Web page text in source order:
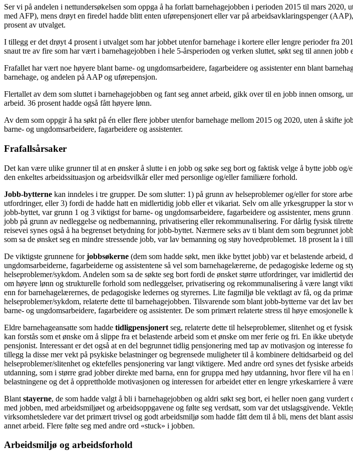
Ser vi på andelen i nettundersøkelsen som oppga å ha forlatt barnehagejobben i perioden 2015 til mars
med AFP), mens drøyt en firedel hadde blitt enten uførepensjonert eller var på arbeidsavklaringspenger
prosent av utvalget.
I tillegg er det drøyt 4 prosent i utvalget som har jobbet utenfor barnehage i kortere eller lengre perioder fra
snaut tre av fire som har vært i barnehagejobben i hele 5-årsperioden og verken sluttet, søkt seg til annen
Frafallet har vært noe høyere blant barne- og ungdomsarbeidere, fagarbeidere og assistenter enn blant
barnehage, og andelen på AAP og uførepensjon.
Flertallet av dem som sluttet i barnehagejobben og fant seg annet arbeid, gikk over til en jobb innen
arbeid. 36 prosent hadde også fått høyere lønn.
Av dem som oppgir å ha søkt på én eller flere jobber utenfor barnehage mellom 2015 og 2020, uten å skifte
barne- og ungdomsarbeidere, fagarbeidere og assistenter.
Frafallsårsaker
Det kan være ulike grunner til at en ønsker å slutte i en jobb og søke seg bort og faktisk velge å bytte jobb
den enkeltes arbeidssituasjon og arbeidsvilkår eller med personlige og/eller familiære forhold.
Jobb-bytterne kan inndeles i tre grupper. De som slutter: 1) på grunn av helseproblemer og/eller for store
utfordringer, eller 3) fordi de hadde hatt en midlertidig jobb eller et vikariat. Selv om alle yrkesgrupper la stor
jobb-byttet, var grunn 1 og 3 viktigst for barne- og ungdomsarbeidere, fagarbeidere og assistenter, mens
jobb på grunn av nedleggelse og nedbemanning, privatisering eller rekommunalisering. For dårlig fysisk
reisevei synes også å ha begrenset betydning for jobb-byttet. Nærmere seks av ti blant dem som begrunnet
som sa de ønsket seg en mindre stressende jobb, var lav bemanning og støy hovedproblemet. 18 prosent la i
De viktigste grunnene forjobbsøkerne (dem som hadde søkt, men ikke byttet jobb) var et belastende
ungdomsarbeiderne, fagarbeiderne og assistentene så vel som barnehagelærerne, de pedagogiske lederne
helseproblemer/sykdom. Andelen som sa de søkte seg bort fordi de ønsket større utfordringer, var imidlertid
om høyere lønn og strukturelle forhold som nedleggelser, privatisering og rekommunalisering å være langt
enn for barnehagelærernes, de pedagogiske ledernes og styrernes. Lite fagmiljø ble vektlagt av få, og da
helseproblemer/sykdom, relaterte dette til barnehagejobben. Tilsvarende som blant jobb-bytterne var det lav
barne- og ungdomsarbeidere, fagarbeidere og assistenter. De som primært relaterte stress til høye
Eldre barnehageansatte som hadde tidligpensjonert seg, relaterte dette til helseproblemer, slitenhet og et
kan forstås som et ønske om å slippe fra et belastende arbeid som et ønske om mer ferie og fri. En ikke
pensjonist. Interessant er det også at en del begrunnet tidlig pensjonering med tap av motivasjon og
tillegg la disse mer vekt på psykiske belastninger og begrensede muligheter til å kombinere deltidsarbeid og
helseproblemer/slitenhet og ektefelles pensjonering var langt viktigere. Med andre ord synes det fysiske
utdanning, som i større grad jobber direkte med barna, enn for gruppa med høy utdanning, hvor flere vil ha
belastningene og det å opprettholde motivasjonen og interessen for arbeidet etter en lengre yrkeskarriere å
Blant stayerne, de som hadde valgt å bli i barnehagejobben og aldri søkt seg bort, ei heller noen gang
med jobben, med arbeidsmiljøet og arbeidsoppgavene og følte seg verdsatt, som var det utslagsgivende.
virksomhetsledere var det primært trivsel og godt arbeidsmiljø som hadde fått dem til å bli, mens det blant
annet arbeid. Flere følte seg med andre ord «stuck» i jobben.
Arbeidsmiljø og arbeidsforhold